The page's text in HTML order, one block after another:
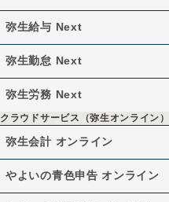
弥生給与 Next
弥生勤怠 Next
弥生労務 Next
クラウドサービス（弥生オンライン）
弥生会計 オンライン
やよいの青色申告 オンライン